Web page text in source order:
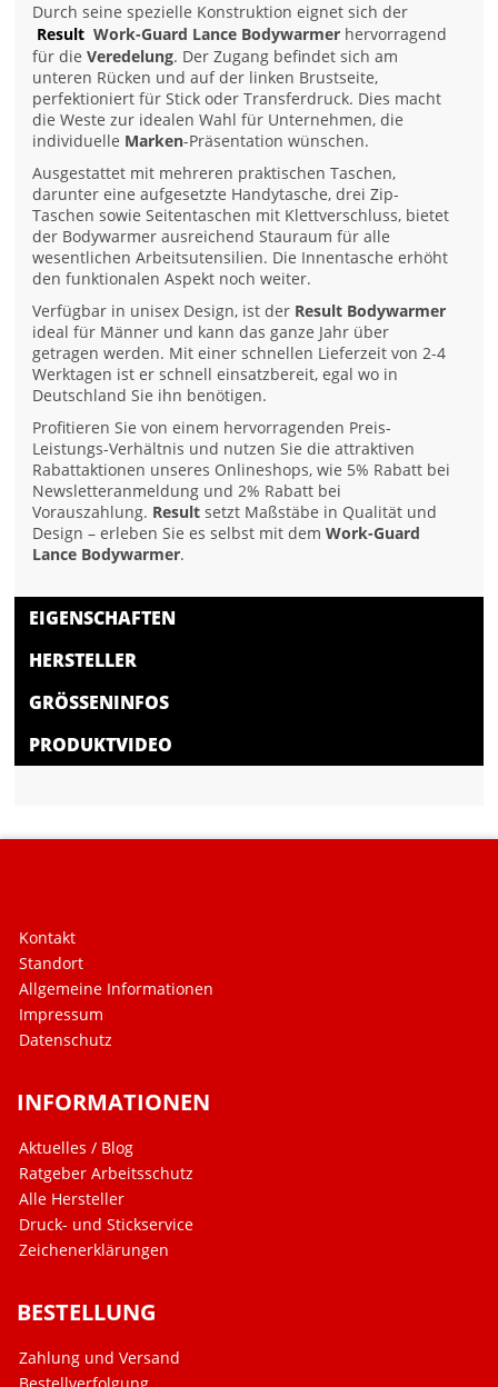
Durch seine spezielle Konstruktion eignet sich der
Result Work-Guard Lance Bodywarmer hervorragend
für dieVeredelung. Der Zugang befindet sich am
unteren Rücken und auf der linken Brustseite,
perfektioniert für Stick oder Transferdruck. Dies macht
die Weste zur idealen Wahl für Unternehmen, die
individuelle Marken-Präsentation wünschen.
Ausgestattet mit mehreren praktischen Taschen,
darunter eine aufgesetzte Handytasche, drei Zip-
Taschen sowie Seitentaschen mit Klettverschluss, bietet
der Bodywarmer ausreichend Stauraum für alle
wesentlichen Arbeitsutensilien. Die Innentasche erhöht
den funktionalen Aspekt noch weiter.
Verfügbar in unisex Design, ist der Result Bodywarmer
ideal für Männer und kann das ganze Jahr über
getragen werden. Mit einer schnellen Lieferzeit von 2-4
Werktagen ist er schnell einsatzbereit, egal wo in
Deutschland Sie ihn benötigen.
Profitieren Sie von einem hervorragenden Preis-
Leistungs-Verhältnis und nutzen Sie die attraktiven
Rabattaktionen unseres Onlineshops, wie 5% Rabatt bei
Newsletteranmeldung und 2% Rabatt bei
Vorauszahlung. Result setzt Maßstäbe in Qualität und
Design – erleben Sie es selbst mit demWork-Guard
Lance Bodywarmer.
EIGENSCHAFTEN
HERSTELLER
GRÖSSENINFOS
PRODUKTVIDEO
Kontakt
Standort
Allgemeine Informationen
Impressum
Datenschutz
INFORMATIONEN
Aktuelles / Blog
Ratgeber Arbeitsschutz
Alle Hersteller
Druck- und Stickservice
Zeichenerklärungen
BESTELLUNG
Zahlung und Versand